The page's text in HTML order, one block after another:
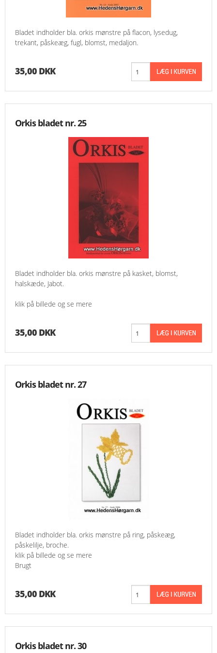
ENGELSK
Bladet indholder bla. orkis mønstre på flacon, lysedug,
trekant, påskeæg, fugl, blomst, medaljon.
35,00 DKK
Orkis bladet nr. 25
Bladet indholder bla. orkis mønstre på kasket, blomst,
halskæde, Jabot.
klik på billede og se mere
35,00 DKK
Orkis bladet nr. 27
Bladet indholder bla. orkis mønstre på ring, påskeæg,
påskelilje, broche.
klik på billede og se mere
Brugt
35,00 DKK
Orkis bladet nr. 30